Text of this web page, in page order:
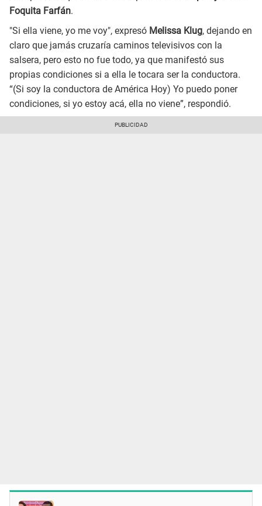
Foquita Farfán.
"Si ella viene, yo me voy", expresó Melissa Klug, dejando en
claro que jamás cruzaría caminos televisivos con la
salsera, pero esto no fue todo, ya que manifestó sus
propias condiciones si a ella le tocara ser la conductora.
“(Si soy la conductora de América Hoy) Yo puedo poner
condiciones, si yo estoy acá, ella no viene”, respondió.